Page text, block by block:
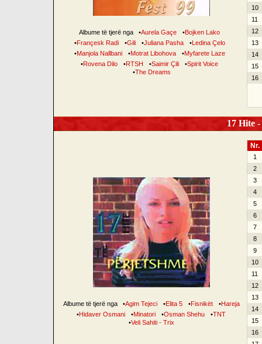
Albume të tjerë nga •Aurela Gaçe •Bojken Lako
•Françesk Radi •Gili •Juliana Pasha •Ledina Çelo
•Manjola Nallbani •Motrat Libohova •Myfarete Laze
•Rovena Dilo •RTSH •Saimir Çili •Spirit Voice
•The Dreams
10
11
12
13
14
15
16
17 Hite
Albume të tjerë nga •Agim Tejeci •Elita 5 •Fisnikët •Hareja
•Hidaver Osmani •Minatori •Osman Shehu •TNT
•Veli Sahiti - Trix
Nr.
1
2
3
4
5
6
7
8
9
10
11
12
13
14
15
16